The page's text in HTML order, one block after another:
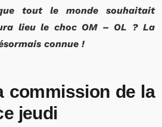
tout le monde souhaitait
lieu le choc OM – OL ? La
connue !
commission de la
jeudi